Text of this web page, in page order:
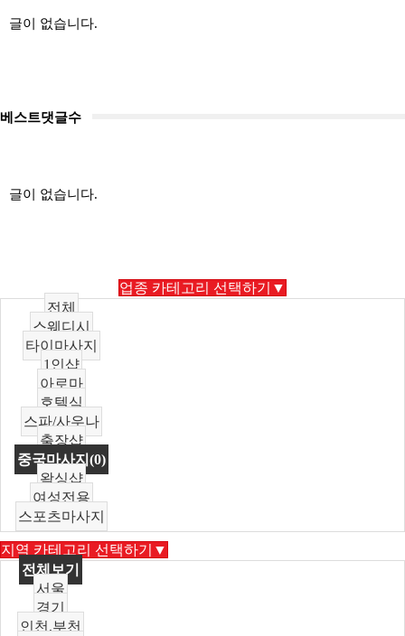
글이 없습니다.
베스트댓글수
글이 없습니다.
업종 카테고리 선택하기▼
전체
스웨디시
타이마사지
1인샵
아로마
호텔식
스파/사우나
출장샵
중국마사지(0)
왁싱샵
여성전용
스포츠마사지
지역 카테고리 선택하기▼
전체보기
서울
경기
인천,부천